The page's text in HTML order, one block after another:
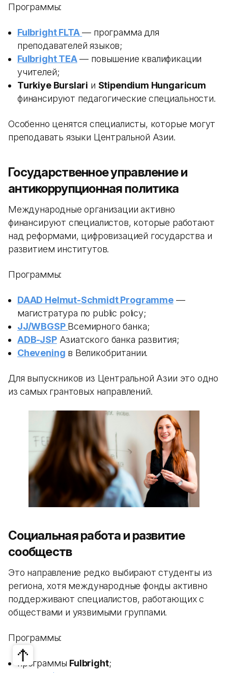
Программы:
Fulbright FLTA — программа для
преподавателей языков;
Fulbright TEA— повышение квалификации
учителей;
Turkiye Burslari и Stipendium Hungaricum
финансируют педагогические специальности.
Особенно ценятся специалисты, которые могут
преподавать языки Центральной Азии.
Государственное управление и
антикоррупционная политика
Международные организации активно
финансируют специалистов, которые работают
над реформами, цифровизацией государства и
развитием институтов.
Программы:
DAAD Helmut-Schmidt Programme—
магистратура по public policy;
JJ/WBGSP Всемирного банка;
ADB-JSPАзиатского банка развития;
Chevening в Великобритании.
Для выпускников из Центральной Азии это одно
из самых грантовых направлений.
Социальная работа и развитие
сообществ
Это направление редко выбирают студенты из
региона, хотя международные фонды активно
поддерживают специалистов, работающих с
обществами и уязвимыми группами.
Программы:
программы Fulbright;